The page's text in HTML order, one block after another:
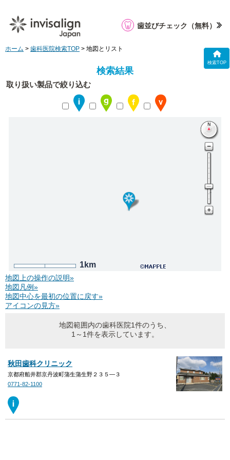
検索TOP
歯並びチェック （無料）
ホーム > 歯科医院検索TOP > 地図とリスト
検索結果
取り扱い製品で絞り込む
1km
地図上の操作の説明»
地図凡例»
地図中心を最初の位置に戻す»
アイコンの見方»
地図範囲内の歯科医院1件のうち、
1～1件を表示しています。
秋田歯科クリニック
京都府船井郡京丹波町蒲生蒲生野２３５―３
0771-82-1100